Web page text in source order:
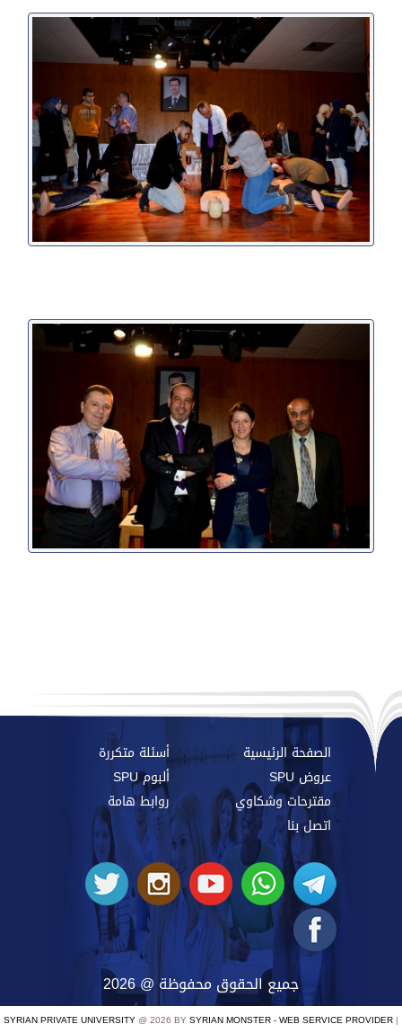
الصفحة الرئيسية
أسئلة متكررة
عروض SPU
ألبوم SPU
مقترحات وشكاوي
روابط هامة
اتصل بنا
جميع الحقوق محفوظة @ 2026
SYRIAN PRIVATE UNIVERSITY@ 2026 BYSYRIAN MONSTER - WEB SERVICE PROVIDER |